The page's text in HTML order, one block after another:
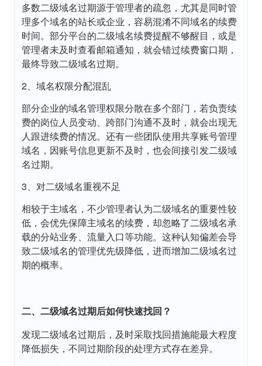
多数二级域名过期源于管理者的疏忽，尤其是同时管
理多个域名的站长或企业，容易混淆不同域名的续费
时间。部分平台的二级域名续费提醒不够醒目，或是
管理者未及时查看邮箱通知，就会错过续费窗口期，
最终导致二级域名过期。
2、域名权限分配混乱
部分企业的域名管理权限分散在多个部门，若负责续
费的岗位人员变动、跨部门沟通不及时，就会出现无
人跟进续费的情况。还有一些团队使用共享账号管理
域名，因账号信息更新不及时，也会间接引发二级域
名过期。
3、对二级域名重视不足
相较于主域名，不少管理者认为二级域名的重要性较
低，会优先保障主域名的续费，却忽略了二级域名承
载的分站业务、流量入口等功能。这种认知偏差会导
致二级域名的管理优先级降低，进而增加二级域名过
期的概率。
二、二级域名过期后如何快速找回？
发现二级域名过期后，及时采取找回措施能最大程度
降低损失，不同过期阶段的处理方式存在差异。